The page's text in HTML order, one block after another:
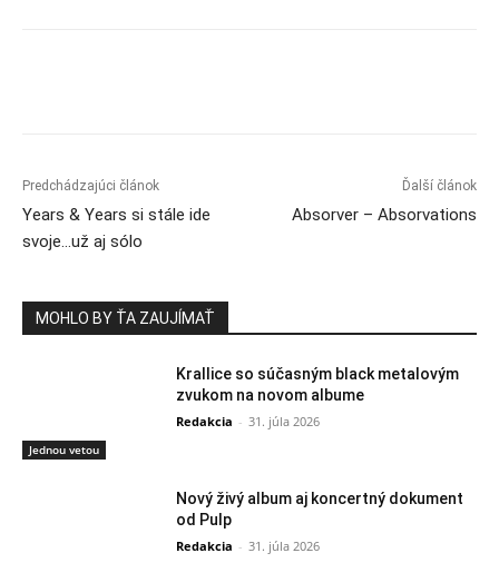
Predchádzajúci článok
Years & Years si stále ide
svoje…už aj sólo
Ďalší článok
Absorver – Absorvations
MOHLO BY ŤA ZAUJÍMAŤ
Jednou vetou
Krallice so súčasným black metalovým
zvukom na novom albume
Redakcia - 31. júla 2026
Nový živý album aj koncertný dokument
od Pulp
Redakcia - 31. júla 2026